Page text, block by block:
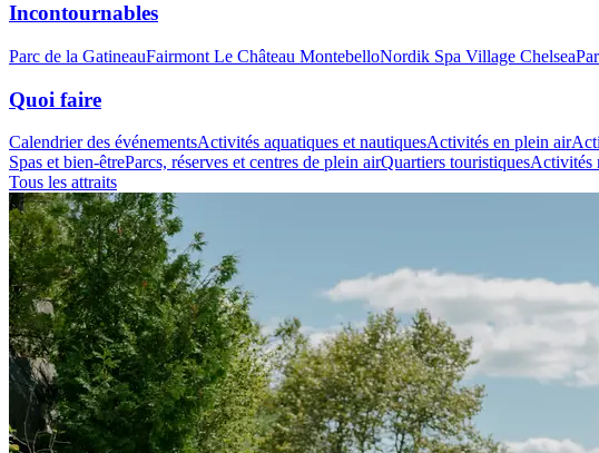
Incontournables
Parc de la GatineauFairmont Le Château MontebelloNordik Spa Village Chelsea
Quoi faire
Calendrier des événementsActivités aquatiques et nautiquesActivités en plein air
Spas et bien-êtreParcs, réserves et centres de plein airQuartiers touristiquesActivités
Tous les attraits